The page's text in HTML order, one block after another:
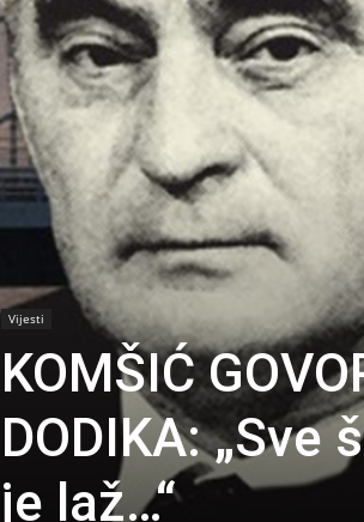
Vijesti
KOMŠIĆ
DODIKA:
je laž…“